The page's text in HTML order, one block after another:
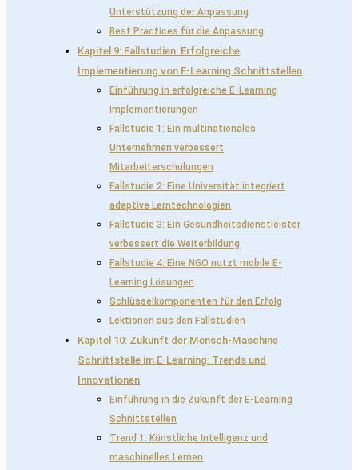
Unterstützung der Anpassung
Best Practices für die Anpassung
Kapitel 9: Fallstudien: Erfolgreiche
Implementierung von E-Learning Schnittstellen
Einführung in erfolgreiche E-Learning
Implementierungen
Fallstudie 1: Ein multinationales
Unternehmen verbessert
Mitarbeiterschulungen
Fallstudie 2: Eine Universität integriert
adaptive Lerntechnologien
Fallstudie 3: Ein Gesundheitsdienstleister
verbessert die Weiterbildung
Fallstudie 4: Eine NGO nutzt mobile E-
Learning Lösungen
Schlüsselkomponenten für den Erfolg
Lektionen aus den Fallstudien
Kapitel 10: Zukunft der Mensch-Maschine
Schnittstelle im E-Learning: Trends und
Innovationen
Einführung in die Zukunft der E-Learning
Schnittstellen
Trend 1: Künstliche Intelligenz und
maschinelles Lernen